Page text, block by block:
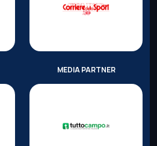
MEDIA PARTNER